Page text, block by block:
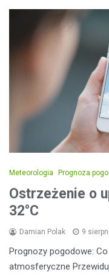
Meteorologia Prognoza
Ostrzeżenie o
32°C
Damian Polak 9
Prognozy pogodowe:
atmosferyczne